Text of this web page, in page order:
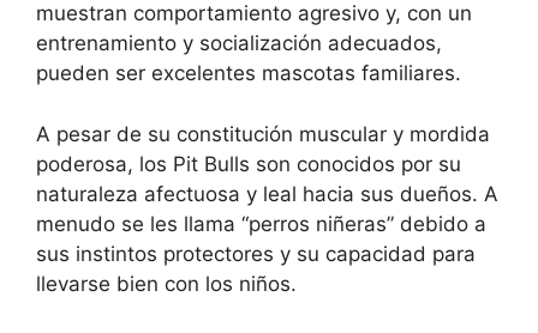
muestran comportamiento agresivo y, con un
entrenamiento y socialización adecuados,
pueden ser excelentes mascotas familiares.
A pesar de su constitución muscular y mordida
poderosa, los Pit Bulls son conocidos por su
naturaleza afectuosa y leal hacia sus dueños. A
menudo se les llama “perros niñeras” debido a
sus instintos protectores y su capacidad para
llevarse bien con los niños.